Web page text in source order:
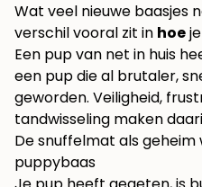
Wat veel nieuwe baasjes
verschil vooral zit in hoe
Een pup van net in huis
een pup die al brutaler,
geworden. Veiligheid,
tandwisseling maken
De snuffelmat als
puppybaas